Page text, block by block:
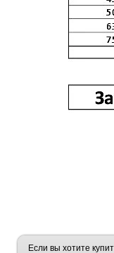
Если вы хотите